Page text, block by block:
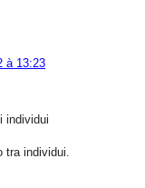
à 13:23
individui
tra individui.